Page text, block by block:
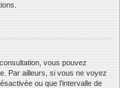
vous pouvez
Par ailleurs, si vous ne voyez
ou que l’intervalle de